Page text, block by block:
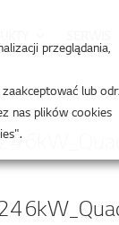
przeglądania,
zaakceptować lub
nas plików cookies